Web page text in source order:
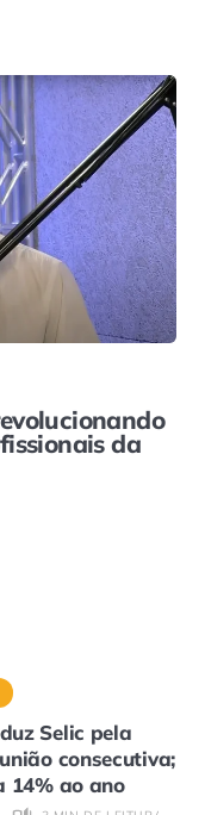
da
Selic pela
consecutiva;
14% ao ano